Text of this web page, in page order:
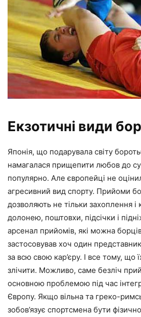
Екзотичні види
Японія, що подарувала світу
намагалася прищепити любов до
популярно. Але європейці не
агресивний вид спорту. Прийоми
дозволяють не тільки захоплення і
долонею, поштовхи, підсічки і
арсенал прийомів, які можна
застосовував хоч один
за всю свою кар’єру. І все тому, що
злічити. Можливо, саме безліч
основною проблемою під час
Європу. Якщо вільна та греко-
зобов’язує спортсмена бути